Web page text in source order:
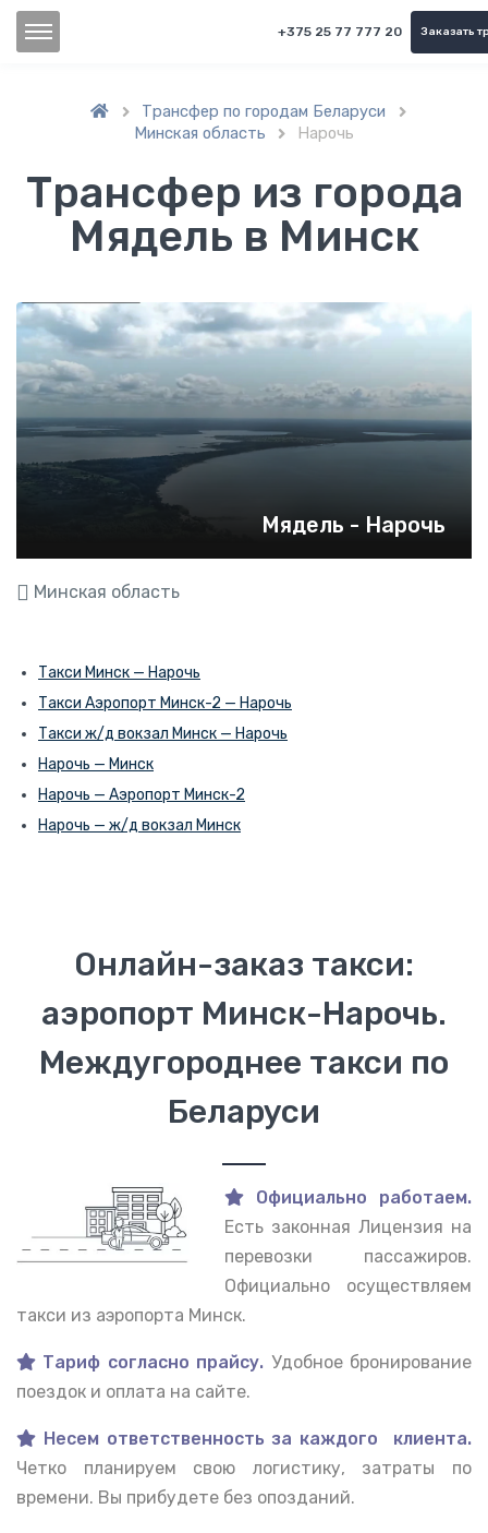
+375 25 77 777 20 Заказать
 Трансфер по городам Беларуси 
Минская область  Нарочь
Трансфер из города
Мядель в Минск
Мядель - Нарочь
Минская область
Такси Минск — Нарочь
Такси Аэропорт Минск-2 — Нарочь
Такси ж/д вокзал Минск — Нарочь
Нарочь — Минск
Нарочь — Аэропорт Минск-2
Нарочь — ж/д вокзал Минск
Онлайн-заказ такси:
аэропорт Минск-Нарочь.
Междугороднее такси по
Беларуси
Официально работаем.
Есть законная Лицензия на
перевозки пассажиров.
Официально осуществляем
такси из аэропорта Минск.
Тариф согласно прайсу. Удобное бронирование
поездок и оплата на сайте.
Несем ответственность за каждого клиента.
Четко планируем свою логистику, затраты по
времени. Вы прибудете без опозданий.